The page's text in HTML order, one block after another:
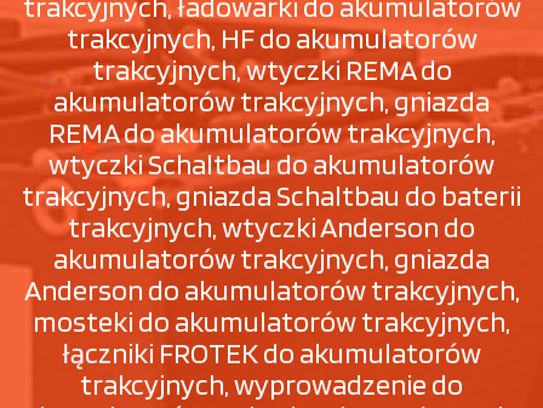
trakcyjnych, HF do akumulatorów
trakcyjnych, wtyczki REMA do
akumulatorów trakcyjnych, gniazda
REMA do akumulatorów trakcyjnych,
wtyczki Schaltbau do akumulatorów
trakcyjnych, gniazda Schaltbau do baterii
trakcyjnych, wtyczki Anderson do
akumulatorów trakcyjnych, gniazda
Anderson do akumulatorów trakcyjnych,
mosteki do akumulatorów trakcyjnych,
łączniki FROTEK do akumulatorów
trakcyjnych, wyprowadzenie do